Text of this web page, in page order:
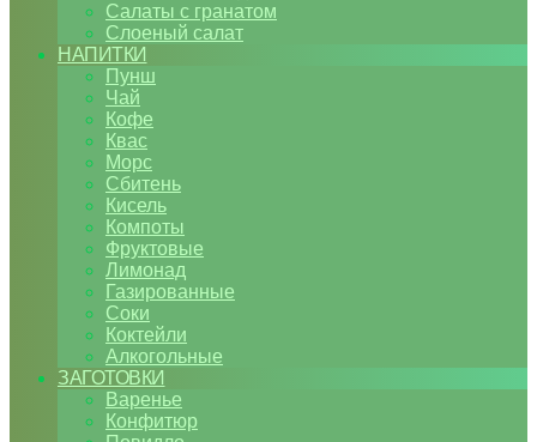
Салаты с гранатом
Слоеный салат
НАПИТКИ
Пунш
Чай
Кофе
Квас
Морс
Сбитень
Кисель
Компоты
Фруктовые
Лимонад
Газированные
Соки
Коктейли
Алкогольные
ЗАГОТОВКИ
Варенье
Конфитюр